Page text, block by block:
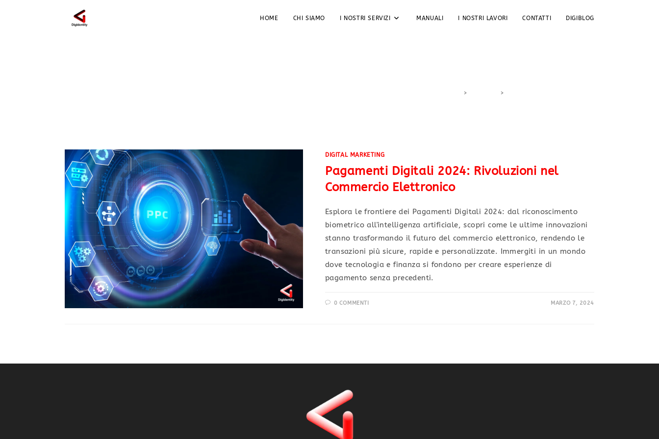
HOME CHI SIAMO I NOSTRI SERVIZI MANUALI I NOSTRI LAVORI CONTATTI DIGIBLOG
> >
DIGITAL MARKETING
Pagamenti Digitali 2024: Rivoluzioni nel
Commercio Elettronico
Esplora le frontiere dei Pagamenti Digitali 2024: dal riconoscimento
biometrico all'intelligenza artificiale, scopri come le ultime innovazioni
stanno trasformando il futuro del commercio elettronico, rendendo le
transazioni più sicure, rapide e personalizzate. Immergiti in un mondo
dove tecnologia e finanza si fondono per creare esperienze di
pagamento senza precedenti.
0 COMMENTI MARZO 7, 2024